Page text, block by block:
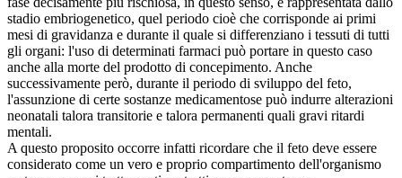
stadio embriogenetico, quel periodo cioè che corrisponde ai primi
mesi di gravidanza e durante il quale si differenziano i tessuti di tutti
gli organi: l'uso di determinati farmaci può portare in questo caso
anche alla morte del prodotto di concepimento. Anche
successivamente però, durante il periodo di sviluppo del feto,
l'assunzione di certe sostanze medicamentose può indurre alterazioni
neonatali talora transitorie e talora permanenti quali gravi ritardi
mentali.
A questo proposito occorre infatti ricordare che il feto deve essere
considerato come un vero e proprio compartimento dell'organismo